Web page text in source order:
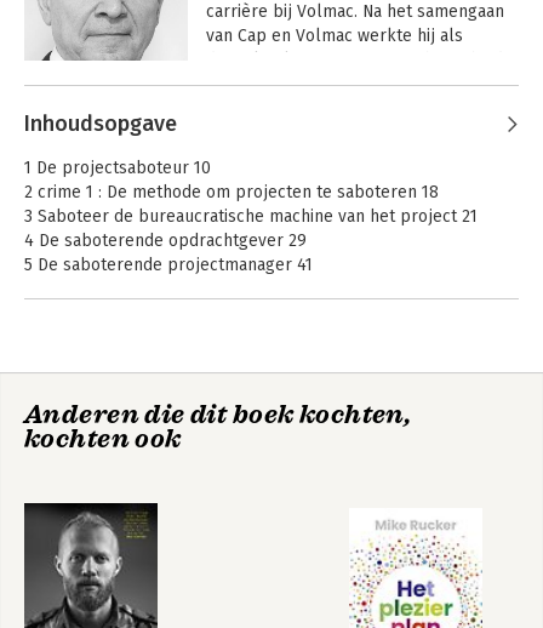
De projectsaboteur
leidinggeven!
Bekijk alle boeken
carrière bij Volmac. Na het samengaan
van Cap en Volmac werkte hij als
functie van Deputy Area Quality
Hij is medeoprichter en directeur
geweest van een organisatie voor
zelfstandige consultants en heeft
diverse interim-functies bekleed op het
gebied van project-, programma- en
kwaliteitsmanagement. Hij deed HTS
is hij programmamanager bij een grote
financiële instelling.
Andere boeken door Jeroen
Gietema
De projectsaboteur
Inhoudsopgave
1 De projectsaboteur 10
2 crime 1 : De methode om projecten te saboteren 18
3 Saboteer de bureaucratische machine van het project 21
4 De saboterende opdrachtgever 29
5 De saboterende projectmanager 41
11 Crimineel slotakkoord 125
12 De actualiteit van sabotage 127
Bronvermeldingen 155
De auteurs 157
Anderen die dit boek kochten,
kochten ook